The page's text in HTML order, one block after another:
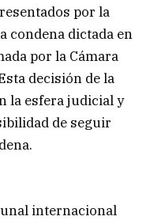
por la
condena dictada en
por la Cámara
decisión de la
la esfera judicial y
de seguir
internacional